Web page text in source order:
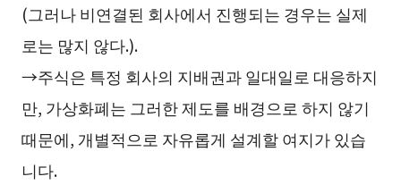
(그러나 비연결된 회사에서 진행되는 경우는 실제
로는 많지 않다.).
→주식은 특정 회사의 지배권과 일대일로 대응하지
만, 가상화폐는 그러한 제도를 배경으로 하지 않기
때문에, 개별적으로 자유롭게 설계할 여지가 있습
니다.